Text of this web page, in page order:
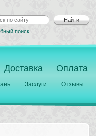
Доставка Оплата
Заслуги Отзывы
Найти
поиск